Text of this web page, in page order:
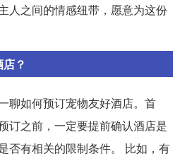
人之间的情感纽带，愿意为这份
？
聊如何预订宠物友好酒店。首
订之前，一定要提前确认酒店是
否有相关的限制条件。 比如，有